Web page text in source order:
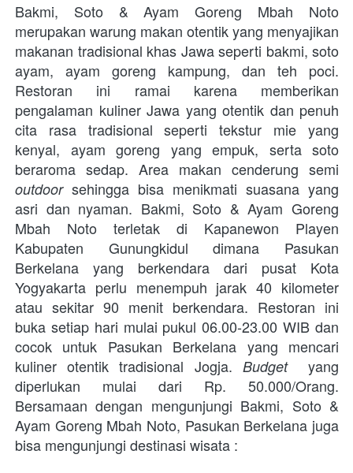
Bakmi, Soto & Ayam Goreng Mbah Noto
merupakan warung makan otentik yang menyajikan
makanan tradisional khas Jawa seperti bakmi, soto
ayam, ayam goreng kampung, dan teh poci.
Restoran ini ramai karena memberikan
pengalaman kuliner Jawa yang otentik dan penuh
cita rasa tradisional seperti tekstur mie yang
kenyal, ayam goreng yang empuk, serta soto
outdoor sehingga bisa menikmati suasana yang
asri dan nyaman. Bakmi, Soto & Ayam Goreng
Mbah Noto terletak di Kapanewon Playen
Kabupaten Gunungkidul dimana Pasukan
Berkelana yang berkendara dari pusat Kota
Yogyakarta perlu menempuh jarak 40 kilometer
atau sekitar 90 menit berkendara. Restoran ini
buka setiap hari mulai pukul 06.00-23.00 WIB dan
cocok untuk Pasukan Berkelana yang mencari
kuliner otentik tradisional Jogja. Budget
yang
Bersamaan dengan mengunjungi Bakmi, Soto &
Ayam Goreng Mbah Noto, Pasukan Berkelana juga
bisa mengunjungi destinasi wisata :